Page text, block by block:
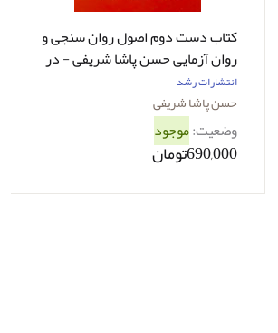
کتاب دست دوم اصول روان سنجی و
روان آزمایی حسن پاشا شریفی - در
حد نو
انتشارات رشد
حسن پاشا شریفی
وضعیت:موجود
690,000تومان